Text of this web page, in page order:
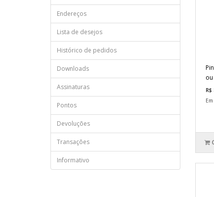
Endereços
Lista de desejos
Histórico de pedidos
Downloads
Assinaturas
Pontos
Devoluções
Transações
Informativo
ou
R$